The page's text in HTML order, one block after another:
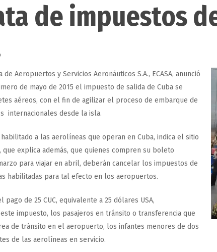
ESC to closede impuestos
de Aeropuertos y Servicios Aeronáuticos S.A., ECASA, anunció
de mayo de 2015 el impuesto de salida de Cuba se
aéreos, con el fin de agilizar el proceso de embarque de
internacionales desde la isla.
a las aerolíneas que operan en Cuba, indica el sitio
que explica además, que quienes compren su boleto
para viajar en abril, deberán cancelar los impuestos de
habilitadas para tal efecto en los aeropuertos.
pago de 25 CUC, equivalente a 25 dólares USA,
impuesto, los pasajeros en tránsito o transferencia que
de tránsito en el aeropuerto, los infantes menores de dos
de las aerolíneas en servicio.